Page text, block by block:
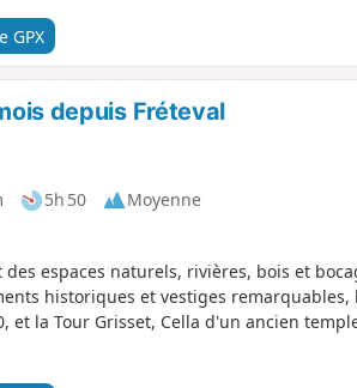
GPX
depuis Fréteval
5h 50
Moyenne
espaces naturels, rivières, bois et
historiques et vestiges remarquables,
et la Tour Grisset, Cella d'un ancien